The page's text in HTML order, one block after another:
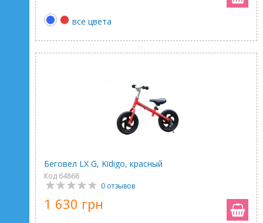
все цвета
Беговел LX G, Kidigo, красный
Код 64868
0 отзывов
1 630 грн